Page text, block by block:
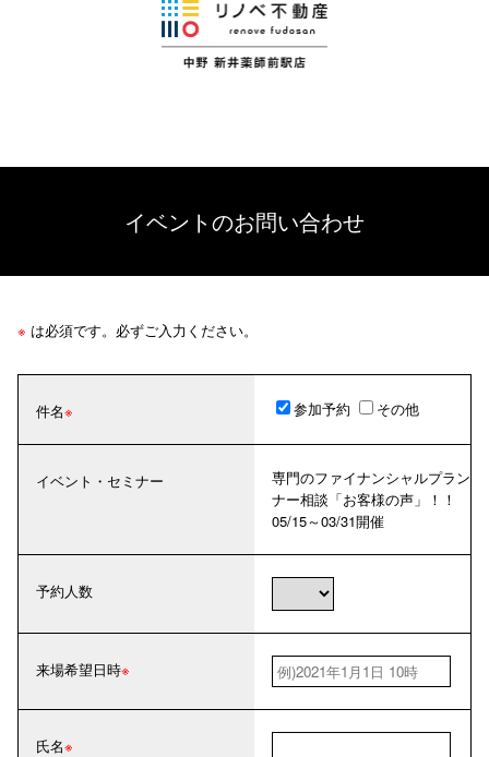
イベントのお問い合わせ
※ は必須です。必ずご入力ください。
件名 参加予約 その他
イベント・セミナー
専門のファイナンシャルプラン
ナー相談「お客様の声」！！
05/15～03/31開催
予約人数
来場希望日時
氏名